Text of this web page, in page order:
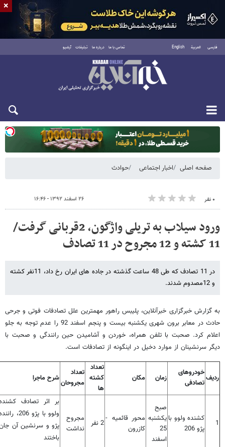
فارسی العربية English تماس با ما درباره ما تبلیغات آرشیو
دوشنبه ۱۹ مرداد ۱۴۰۵
صفحه اصلی اخبار اجتماعی حوادث
۰ نفر ۲۶ اسفند ۱۳۹۲ - ۱۶:۴۶
ورود سیلاب به تریلی واژگون، 2قربانی گرفت/
11 کشته و 12 مجروح در 11 تصادف
در 11 تصادف که طی 48 ساعت گذشته در جاده های ایران رخ داد، 11نفر کشته
و 12مصدوم شدند.
به گزارش خبرگزاری خبرآنلاین، پلیبس راهور مهمترین علل تصادفات فوتی و جرحی
حادث در معابر برون شهری یکشنبه بیست و پنجم اسفند 92 را عدم توجه به جلو
اعلام کرد. صحبت با تلفن همراه، خوردن و آشامیدن حین رانندگی و صحبت با
دیگر سرنشینان از موارد دخیل در اینگونه از تصادفات است.
ردیف
خودروهای
تصادفی
زمان مکان
تعداد
کشته
ها
تعداد
مجروحانشرح ماجرا
1
کشنده ولوو با
پژو 206
صبح
یکشنبه
25
اسفند
محور قائمیه -
کازرون
2 نفر
مجروح
نداشت
بر اثر تصادف
ولوو با پژو 206،
پژو و سرنشین آن
باختند
×